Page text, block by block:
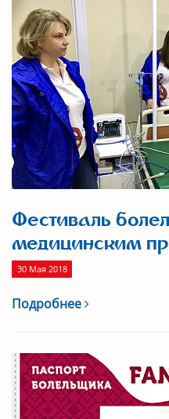
Фестиваль
медицинским
30 Мая 2018
Подробнее